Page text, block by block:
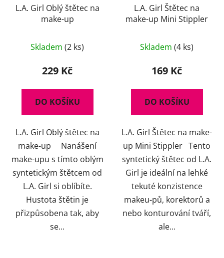
L.A. Girl Oblý štětec na
make-up
Skladem (2 ks)
229 Kč
DO KOŠÍKU
L.A. Girl Oblý štětec na
make-up Nanášení
make-upu s tímto oblým
syntetickým štětcem od
L.A. Girl si oblíbíte.
Hustota štětin je
přizpůsobena tak, aby
se...
L.A. Girl Štětec na
make-up Mini Stippler
Skladem (4 ks)
169 Kč
DO KOŠÍKU
L.A. Girl Štětec na make-
up Mini Stippler Tento
syntetický štětec od L.A.
Girl je ideální na lehké
tekuté konzistence
makeu-pů, korektorů a
nebo konturování tváří,
ale...